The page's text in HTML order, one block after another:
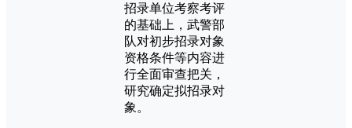
招录单位考察考评
的基础上，武警部
队对初步招录对象
资格条件等内容进
行全面审查把关，
研究确定拟招录对
象。